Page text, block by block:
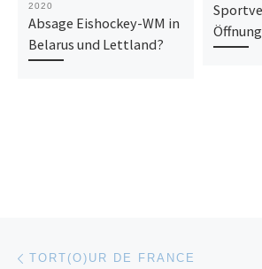
2020
Absage Eishockey-WM in
Belarus und Lettland?
Öffnung
Beitragsnavigation
TORT(O)UR DE FRANCE